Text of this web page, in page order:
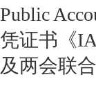
Public
凭证书《
及两会联